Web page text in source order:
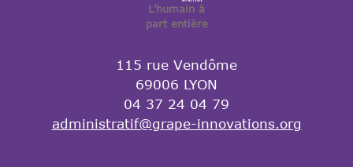
L'humain à
part entière
115 rue Vendôme
69006 LYON
04 37 24 04 79
administratif@grape-innovations.org